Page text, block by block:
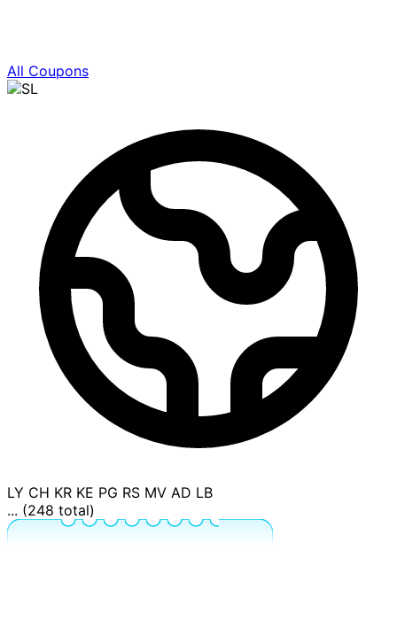
All Coupons
LY CH KR KE PG RS MV AD LB
... (248 total)